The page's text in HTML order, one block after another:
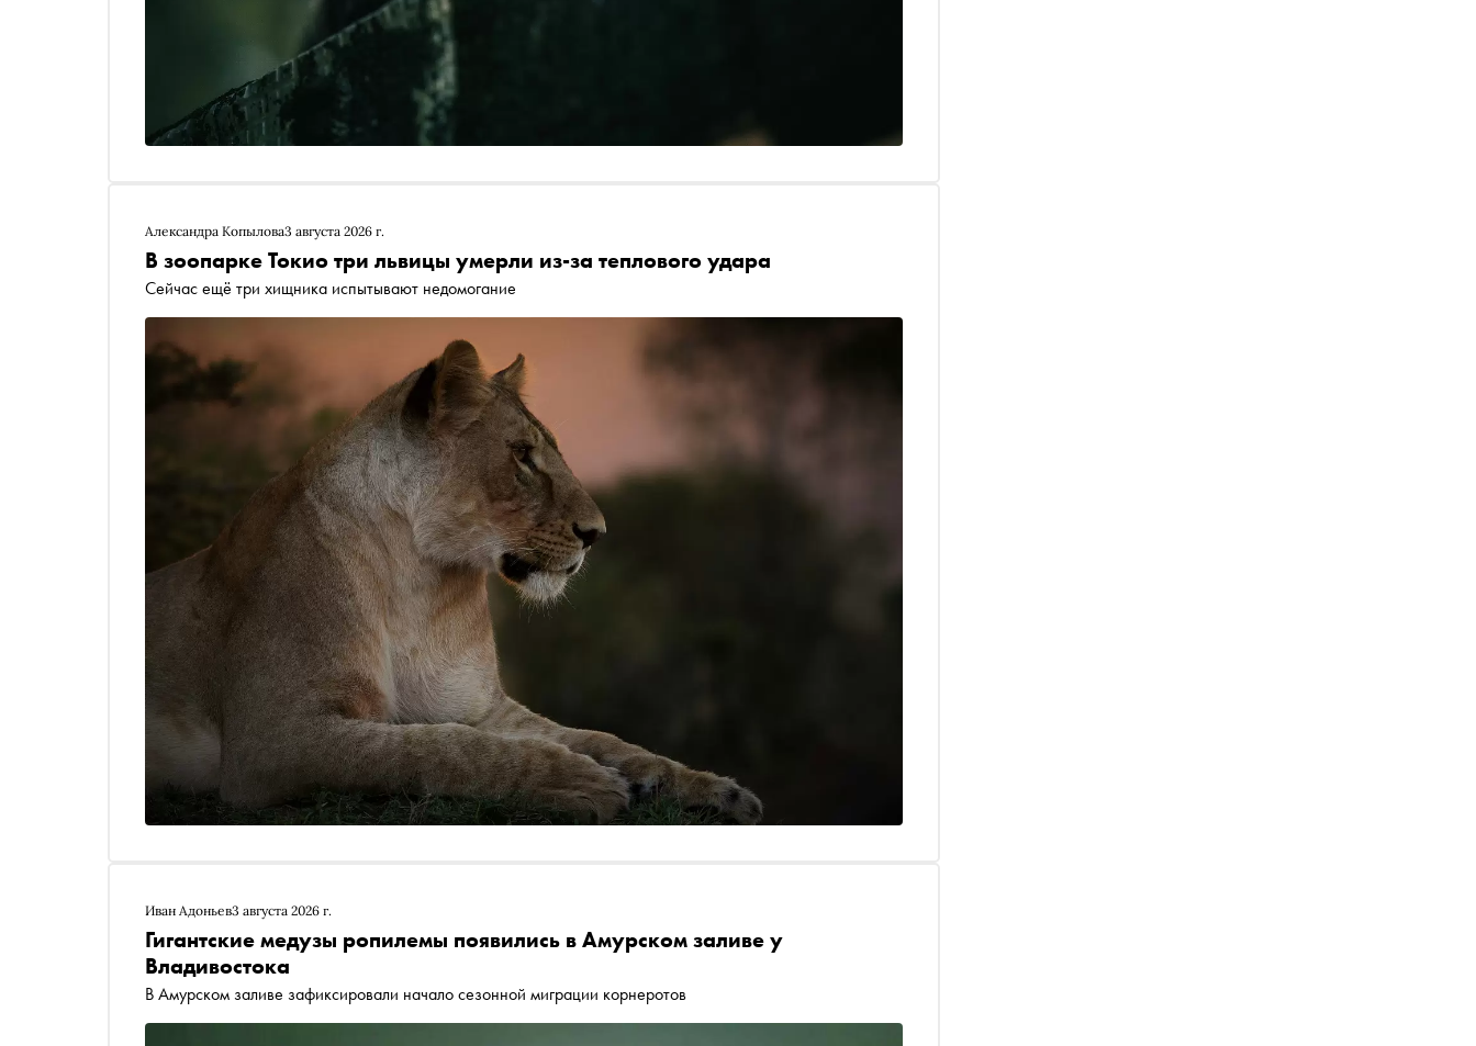
Александра Копылова3 августа 2026 г.
В зоопарке Токио три львицы умерли из-за теплового удара
Сейчас ещё три хищника испытывают недомогание
Иван Адоньев3 августа 2026 г.
Гигантские медузы ропилемы появились в Амурском заливе у
Владивостока
В Амурском заливе зафиксировали начало сезонной миграции корнеротов